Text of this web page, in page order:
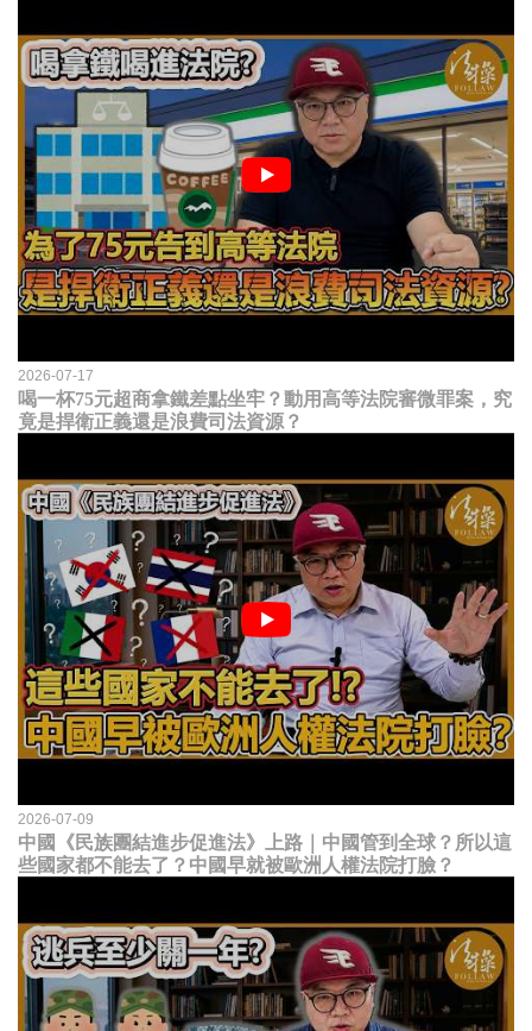
2026-07-17
喝一杯75元超商拿鐵差點坐牢？動用高等法院審微罪案，究
竟是捍衛正義還是浪費司法資源？
2026-07-09
中國《民族團結進步促進法》上路｜中國管到全球？所以這
些國家都不能去了？中國早就被歐洲人權法院打臉？